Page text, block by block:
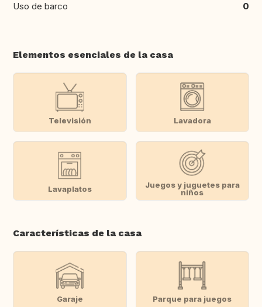
Uso de barco 0
Elementos esenciales de la casa
Televisión Lavadora
Lavaplatos
Juegos y juguetes para
niños
Características de la casa
Garaje Parque para juegos